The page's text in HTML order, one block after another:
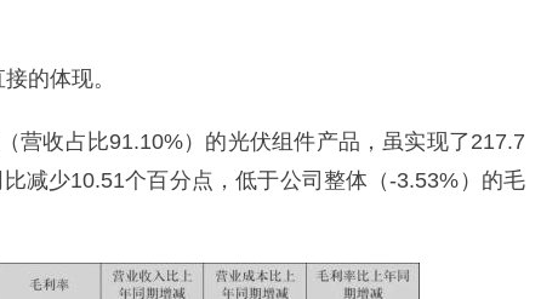
的体现。
营收占比91.10%）的光伏组件产品，虽实现了217.7
减少10.51个百分点，低于公司整体（-3.53%）的毛